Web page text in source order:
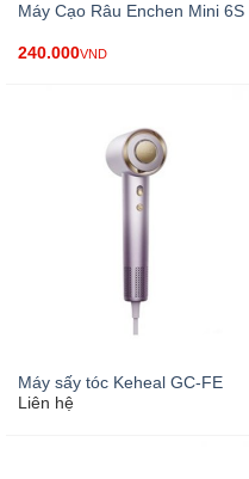
Máy Cạo Râu Enchen Mini 6S
240.000VND
Máy sấy tóc Keheal GC-FE
Liên hệ